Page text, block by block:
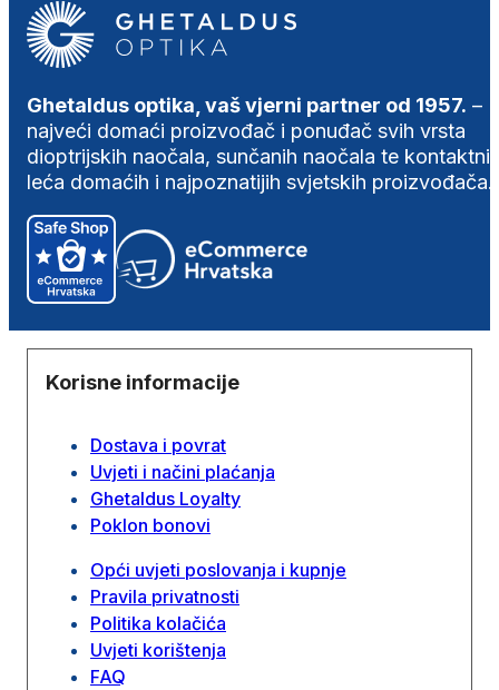
Ghetaldus optika, vaš vjerni partner od 1957. –
najveći domaći proizvođač i ponuđač svih vrsta
dioptrijskih naočala, sunčanih naočala te
leća domaćih i najpoznatijih svjetskih proizvođača.
Korisne informacije
Dostava i povrat
Uvjeti i načini plaćanja
Ghetaldus Loyalty
Poklon bonovi
Opći uvjeti poslovanja i kupnje
Pravila privatnosti
Politika kolačića
Uvjeti korištenja
FAQ